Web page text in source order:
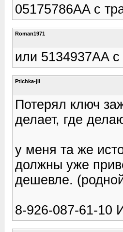
05175786AA с
Roman1971
или 5134937AA
Ptichka-jil
Потерял ключ
делает, где
у меня та же
должны уже
дешевле.
8-926-087-61-10